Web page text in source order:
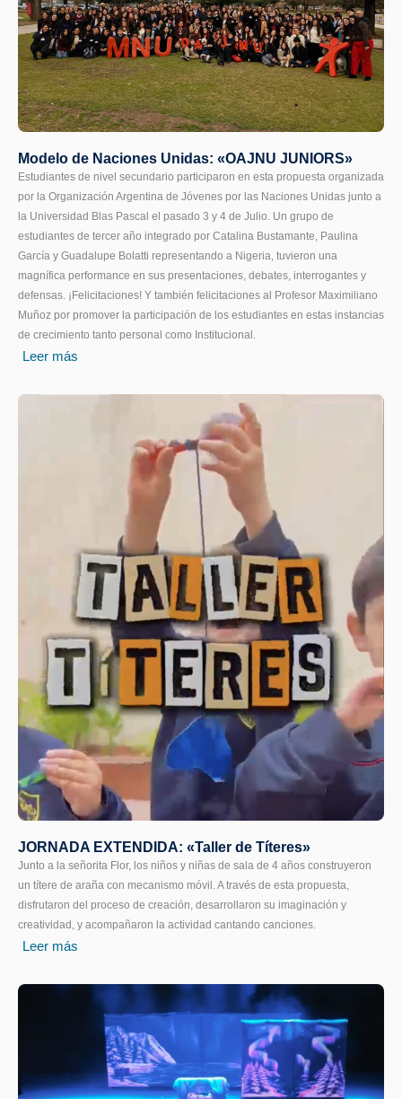
Modelo de Naciones Unidas: «OAJNU JUNIORS»
Estudiantes de nivel secundario participaron en esta propuesta organizada
por la Organización Argentina de Jóvenes por las Naciones Unidas junto a
la Universidad Blas Pascal el pasado 3 y 4 de Julio. Un grupo de
estudiantes de tercer año integrado por Catalina Bustamante, Paulina
García y Guadalupe Bolatti representando a Nigeria, tuvieron una
magnífica performance en sus presentaciones, debates, interrogantes y
defensas. ¡Felicitaciones! Y también felicitaciones al Profesor Maximiliano
Muñoz por promover la participación de los estudiantes en estas instancias
de crecimiento tanto personal como Institucional.
Leer más
JORNADA EXTENDIDA: «Taller de Títeres»
Junto a la señorita Flor, los niños y niñas de sala de 4 años construyeron
un títere de araña con mecanismo móvil. A través de esta propuesta,
disfrutaron del proceso de creación, desarrollaron su imaginación y
creatividad, y acompañaron la actividad cantando canciones.
Leer más